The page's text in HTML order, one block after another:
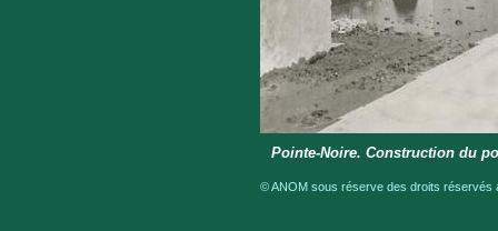
Pointe-Noire. Construction du
© ANOM sous réserve des droits réservés